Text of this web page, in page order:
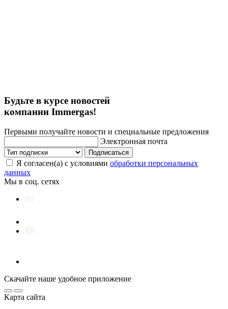
Будьте в курсе новостей
компании Immergas!
Первыми получайте новости и специальные предложения
Электронная почта
Подписаться
Я согласен(а) с условиями обработки персональных
данных
Мы в соц. сетях
Скачайте наше удобное приложение
Карта сайта